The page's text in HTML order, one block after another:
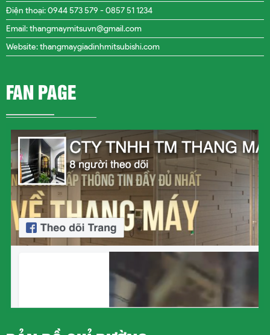
Điện thoại: 0944 573 579 - 0857 51 1234
Email: thangmaymitsuvn@gmail.com
Website: thangmaygiadinhmitsubishi.com
FAN PAGE